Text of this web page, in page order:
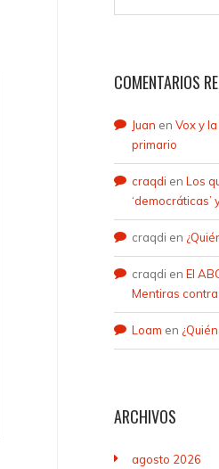
COMENTARIOS
Juan en Vox y
primario
craqdi en Los
‘democráticas’
craqdi en
craqdi en El
Mentiras
Loam en
ARCHIVOS
agosto 2026